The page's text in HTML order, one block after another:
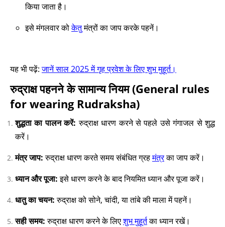
किया जाता है।
इसे मंगलवार कोकेतुमंत्रों का जाप करके पहनें।
यह भी पढ़ें:जानें साल 2025 में गृह प्रवेश के लिए शुभ मुहूर्त।
रुद्राक्ष पहनने के सामान्य नियम (General rules
for wearing Rudraksha)
शुद्धता का पालन करें:रुद्राक्ष धारण करने से पहले उसे गंगाजल से शुद्ध
करें।
मंत्र जाप:रुद्राक्ष धारण करते समय संबंधित ग्रहमंत्रका जाप करें।
ध्यान और पूजा:इसे धारण करने के बाद नियमित ध्यान और पूजा करें।
धातु का चयन:रुद्राक्ष को सोने, चांदी, या तांबे की माला में पहनें।
सही समय:रुद्राक्ष धारण करने के लिएशुभ मुहूर्तका ध्यान रखें।